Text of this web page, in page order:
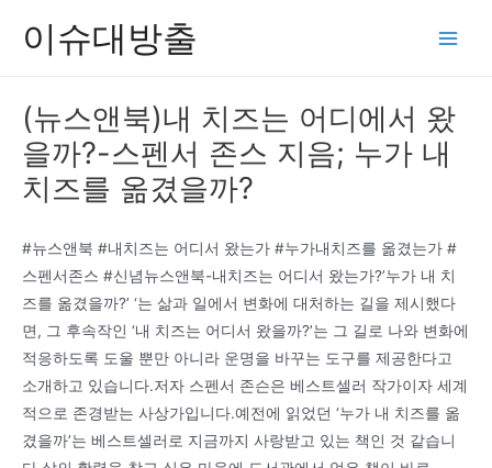
이슈대방출
(뉴스앤북)내 치즈는 어디에서 왔
을까?-스펜서 존스 지음; 누가 내
치즈를 옮겼을까?
#뉴스앤북 #내치즈는 어디서 왔는가 #누가내치즈를 옮겼는가 #
스펜서존스 #신념뉴스앤북-내치즈는 어디서 왔는가?’누가 내 치
즈를 옮겼을까?’ ‘는 삶과 일에서 변화에 대처하는 길을 제시했다
면, 그 후속작인 ‘내 치즈는 어디서 왔을까?’는 그 길로 나와 변화에
적응하도록 도울 뿐만 아니라 운명을 바꾸는 도구를 제공한다고
소개하고 있습니다.저자 스펜서 존슨은 베스트셀러 작가이자 세계
적으로 존경받는 사상가입니다.예전에 읽었던 ‘누가 내 치즈를 옮
겼을까’는 베스트셀러로 지금까지 사랑받고 있는 책인 것 같습니